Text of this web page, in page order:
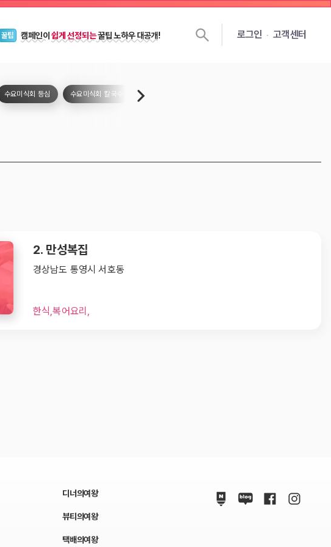
꿀팁 캠페인이쉽게 선정되는꿀팁 노하우 대공개! 로그인 고객센터
수요미식회 등심 수요미식회 칼국수 수요미식회 치킨
2. 만성복집
경상남도 통영시 서호동
한식,복어요리,
디너의여왕
뷰티의여왕
택배의여왕